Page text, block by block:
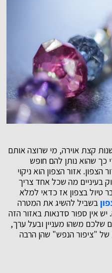
קצת אוירה, מי שרוצה אותם
כך שהוא נותן להם חופש
אזור הצפון הוא ניקוי
בעיניים מה שכל אחד צריך
בצפון אז כדאי למלא
בשביל להשיג את המטרה
יש אין ספור סדנאות באזור הזה
משהו מעניין ובעל ערך,
"ציפור הנפש" שהן הרבה